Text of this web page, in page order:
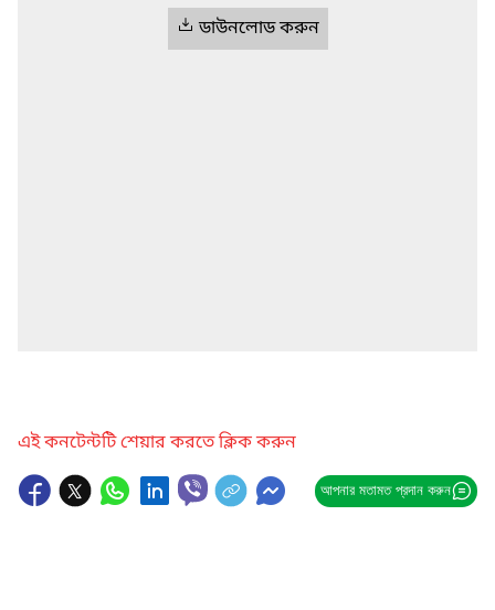
ডাউনলোড করুন
এই কনটেন্টটি শেয়ার করতে ক্লিক করুন
আপনার মতামত প্রদান করুন